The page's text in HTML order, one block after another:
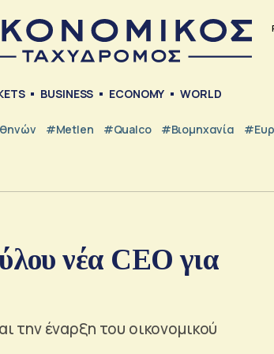
BUSINESS ECONOMY WORLD
#metlen #Qualco #Βιομηχανία
νέα CEO για
την έναρξη του οικονομικού